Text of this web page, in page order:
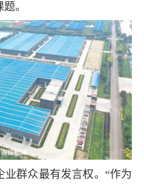
。
群众最有发言权。“作为